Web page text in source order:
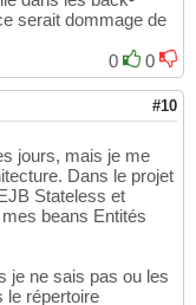
serait dommage de
0
0
#10
jours, mais je me
Dans le projet
Stateless et
beans Entités
je ne sais pas ou les
le répertoire